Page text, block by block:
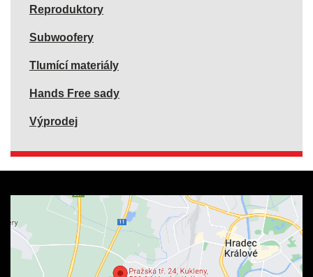
Reproduktory
Subwoofery
Tlumící materiály
Hands Free sady
Výprodej